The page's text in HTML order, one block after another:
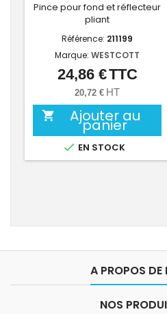
Pince pour fond et réflecteur
pliant
Référence: 211199
Marque: WESTCOTT
Prix
24,86 €TTC
20,72 € HT
 Ajouter au
panier
 EN STOCK
A PROPOS DE
NOS